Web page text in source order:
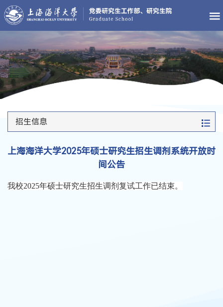
招生信息
上海海洋大学2025年硕士研究生招生调剂系统开放时
间公告
我校2025年硕士研究生招生调剂 复试工作已结束。